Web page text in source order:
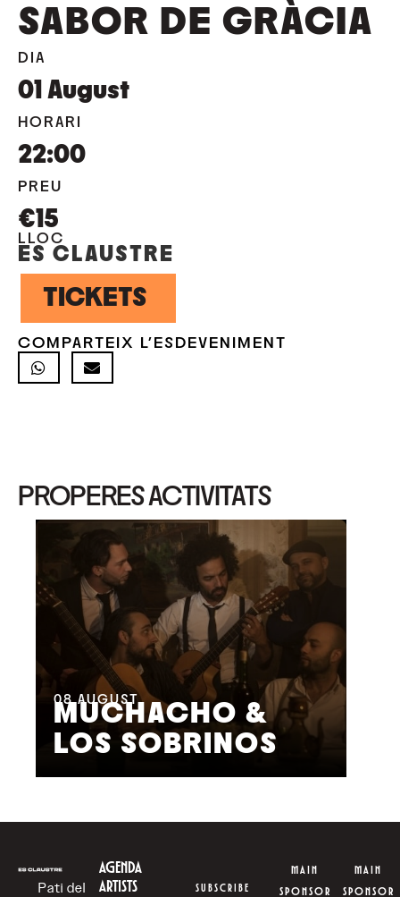
SABOR DE GRÀCIA
DIA
01 August
HORARI
22:00
PREU
€15
LLOC
ES CLAUSTRE
TICKETS
COMPARTEIX L'ESDEVENIMENT
PROPERES ACTIVITATS
08 AUGUST
MUCHACHO &
LOS SOBRINOS
Pati del
AGENDA
ARTISTS
SUBSCRIBE
MAIN
SPONSOR
MAIN
SPONSOR